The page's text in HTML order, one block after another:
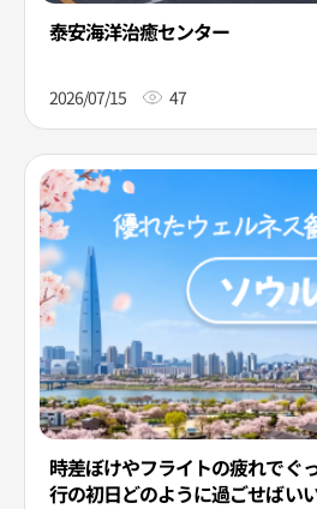
泰安海洋治癒センター
2026/07/15 47
時差ぼけやフライトの疲れでぐ
行の初日どのように過ごせばい